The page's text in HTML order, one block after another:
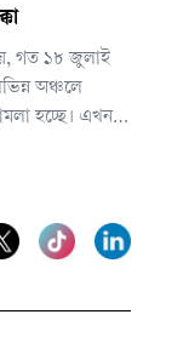
হয়, গত ১৮ জুলাই
অঞ্চলে
হচ্ছে। এখন
পণ্যের ক্ষয়ক্ষতি